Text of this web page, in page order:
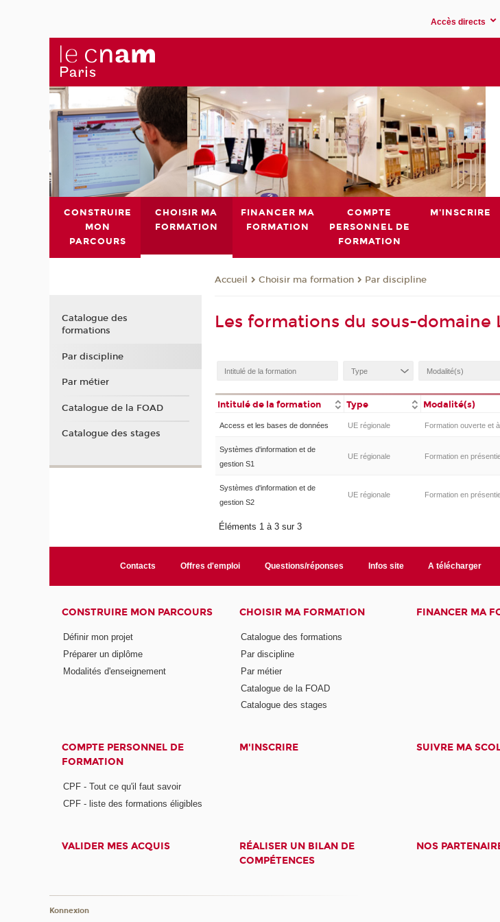
Accès directs
CONSTRUIRE
MON
PARCOURS
CHOISIR MA
FORMATION
FINANCER MA
FORMATION
COMPTE
PERSONNEL DE
FORMATION
M'INSCRIRE
Accueil Choisir ma formation Par discipline
Les formations du sous-domaine
Intitulé de la formation Type Modalité(s)
Access et les bases de données UE régionale Formation ouverte et
Systèmes d'information et de
gestion S1
UE régionale Formation en
Systèmes d'information et de
gestion S2
UE régionale Formation en
Éléments 1 à 3 sur 3
Catalogue des
formations
Par discipline
Par métier
Catalogue de la FOAD
Catalogue des stages
Contacts Offres d'emploi Questions/réponses Infos site A télécharger
CONSTRUIRE MON PARCOURS
Définir mon projet
Préparer un diplôme
Modalités d'enseignement
CHOISIR MA FORMATION
Catalogue des formations
Par discipline
Par métier
Catalogue de la FOAD
Catalogue des stages
FINANCER MA
COMPTE PERSONNEL DE
FORMATION
CPF - Tout ce qu'il faut savoir
CPF - liste des formations éligibles
M'INSCRIRE SUIVRE MA
VALIDER MES ACQUIS
RÉALISER UN BILAN DE
COMPÉTENCES
NOS
Konnexion